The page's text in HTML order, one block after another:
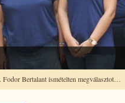
Bertalant ismételten megválasztot…